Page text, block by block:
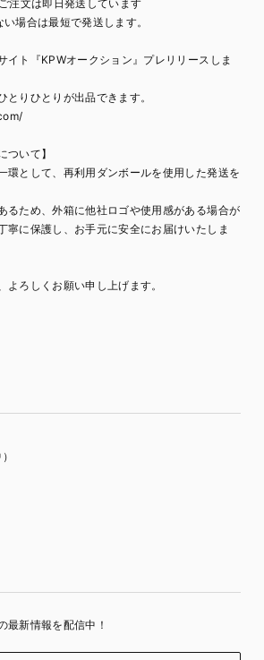
注文は即日発送しています
場合は最短で発送します。
イト『KPWオークション』プレリリースしま
とりひとりが出品できます。
ついて】
環として、再利用ダンボールを使用した発送を
るため、外箱に他社ロゴや使用感がある場合が
寧に保護し、お手元に安全にお届けいたしま
よろしくお願い申し上げます。
最新情報を配信中！